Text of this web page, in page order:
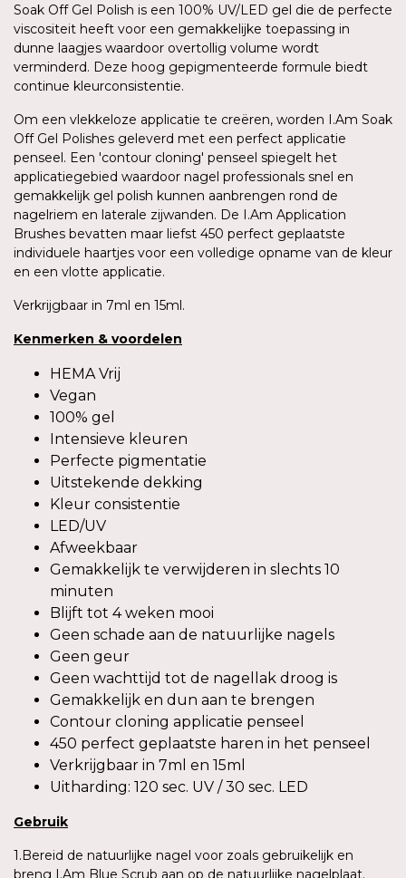
Soak Off Gel Polish is een 100% UV/LED gel die de perfecte
viscositeit heeft voor een gemakkelijke toepassing in
dunne laagjes waardoor overtollig volume wordt
verminderd. Deze hoog gepigmenteerde formule biedt
continue kleurconsistentie.
Om een vlekkeloze applicatie te creëren, worden I.Am Soak
Off Gel Polishes geleverd met een perfect applicatie
penseel. Een 'contour cloning' penseel spiegelt het
applicatiegebied waardoor nagel professionals snel en
gemakkelijk gel polish kunnen aanbrengen rond de
nagelriem en laterale zijwanden. De I.Am Application
Brushes bevatten maar liefst 450 perfect geplaatste
individuele haartjes voor een volledige opname van de kleur
en een vlotte applicatie.
Verkrijgbaar in 7ml en 15ml.
Kenmerken & voordelen
HEMA Vrij
Vegan
100% gel
Intensieve kleuren
Perfecte pigmentatie
Uitstekende dekking
Kleur consistentie
LED/UV
Afweekbaar
Gemakkelijk te verwijderen in slechts 10
minuten
Blijft tot 4 weken mooi
Geen schade aan de natuurlijke nagels
Geen geur
Geen wachttijd tot de nagellak droog is
Gemakkelijk en dun aan te brengen
Contour cloning applicatie penseel
450 perfect geplaatste haren in het penseel
Verkrijgbaar in 7ml en 15ml
Uitharding: 120 sec. UV / 30 sec. LED
Gebruik
1.Bereid de natuurlijke nagel voor zoals gebruikelijk en
breng I.Am Blue Scrub aan op de natuurlijke nagelplaat.